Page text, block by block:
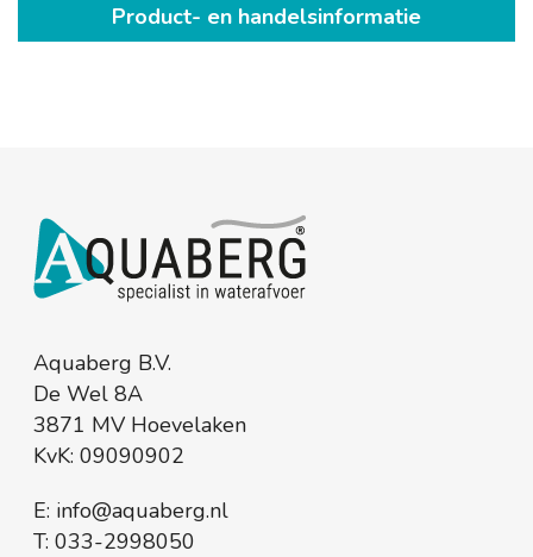
Product- en handelsinformatie
Aquaberg B.V.
De Wel 8A
3871 MV Hoevelaken
KvK: 09090902
E: info@aquaberg.nl
T:033-2998050